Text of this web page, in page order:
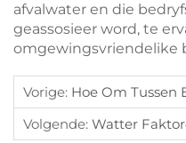
afvalwater en die
geassosieer word, te
omgewingsvriendelike
Vorige: Hoe Om Tussen Enkel-En Twee-
Volgende: Watter Faktore Beïnvloed Die